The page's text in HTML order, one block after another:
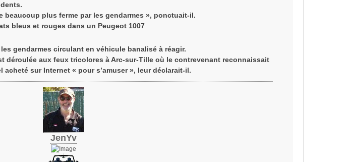
beaucoup plus ferme par les gendarmes », ponctuait-il.
bleus et rouges dans un Peugeot 1007
gendarmes circulant en véhicule banalisé à réagir.
déroulée aux feux tricolores à Arc-sur-Tille où le contrevenant reconnaissait
sur Internet « pour s’amuser », leur déclarait-il.
JenYv